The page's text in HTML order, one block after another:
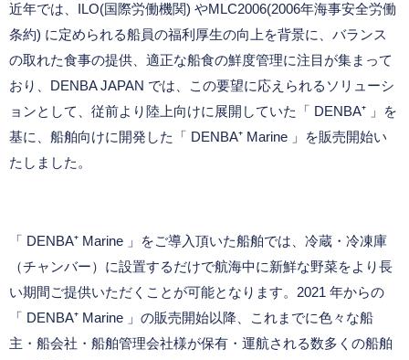
近年では、 ILO(国際労働機関) やMLC2006(2006年海事安全労働
条約) に定められる船員の福利厚生の向上を背景に、バランス
の取れた食事の提供、適正な船食の鮮度管理に注目が集まって
おり、 DENBA JAPAN では、この要望に応えられるソリューシ
ョンとして、従前より陸上向けに展開していた「 DENBA⁺ 」を
基に、船舶向けに開発した「 DENBA⁺ Marine 」を販売開始い
たしました。
「 DENBA⁺ Marine 」をご導入頂いた船舶では、冷蔵・冷凍庫
（チャンバー）に設置するだけで航海中に新鮮な野菜をより長
い期間ご提供いただくことが可能となります。 2021 年からの
「 DENBA⁺ Marine 」の販売開始以降、これまでに色々な船
主・船会社・船舶管理会社様が保有・運航される数多くの船舶